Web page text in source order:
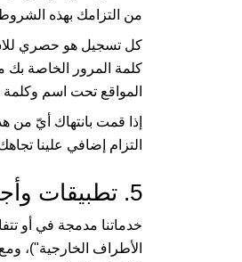
من التزامك بهذه
كل تسجيل هو حصري
كلمة المرور الخاصة
المواقع تحت اسم
إذا قمت بانتهاك أيّ من
التزام إضافي علينا
5. تطبيقات وأجهزة الأطراف الخارجية
خدماتنا مدمجة في أو
الأطراف الخارجية")،